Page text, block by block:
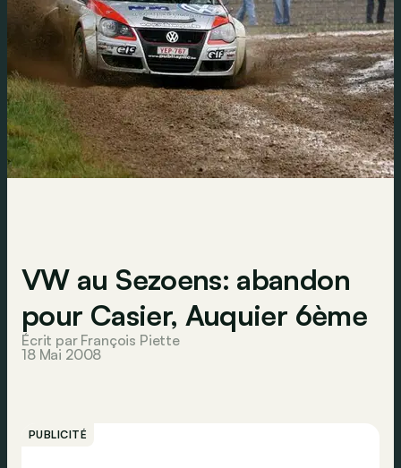
VW au Sezoens: abandon
pour Casier, Auquier 6ème
Écrit par François Piette
18 Mai 2008
PUBLICITÉ